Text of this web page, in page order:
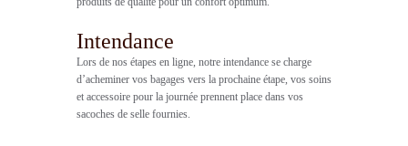
Intendance
Lors de nos étapes en ligne, notre intendance se charge
d’acheminer vos bagages vers la prochaine étape, vos soins
et accessoire pour la journée prennent place dans vos
sacoches de selle fournies.